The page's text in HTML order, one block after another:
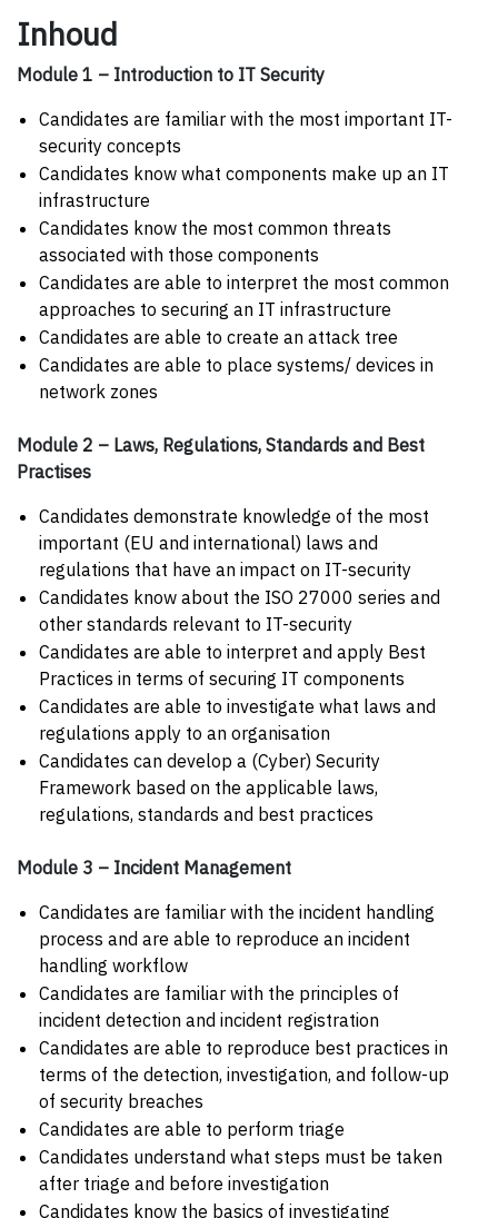
Inhoud
Module 1 – Introduction to IT Security
Candidates are familiar with the most important IT-
security concepts
Candidates know what components make up an IT
infrastructure
Candidates know the most common threats
associated with those components
Candidates are able to interpret the most common
approaches to securing an IT infrastructure
Candidates are able to create an attack tree
Candidates are able to place systems/ devices in
network zones
Module 2 – Laws, Regulations, Standards and Best
Practises
Candidates demonstrate knowledge of the most
important (EU and international) laws and
regulations that have an impact on IT-security
Candidates know about the ISO 27000 series and
other standards relevant to IT-security
Candidates are able to interpret and apply Best
Practices in terms of securing IT components
Candidates are able to investigate what laws and
regulations apply to an organisation
Candidates can develop a (Cyber) Security
Framework based on the applicable laws,
regulations, standards and best practices
Module 3 – Incident Management
Candidates are familiar with the incident handling
process and are able to reproduce an incident
handling workflow
Candidates are familiar with the principles of
incident detection and incident registration
Candidates are able to reproduce best practices in
terms of the detection, investigation, and follow-up
of security breaches
Candidates are able to perform triage
Candidates understand what steps must be taken
after triage and before investigation
Candidates know the basics of investigating